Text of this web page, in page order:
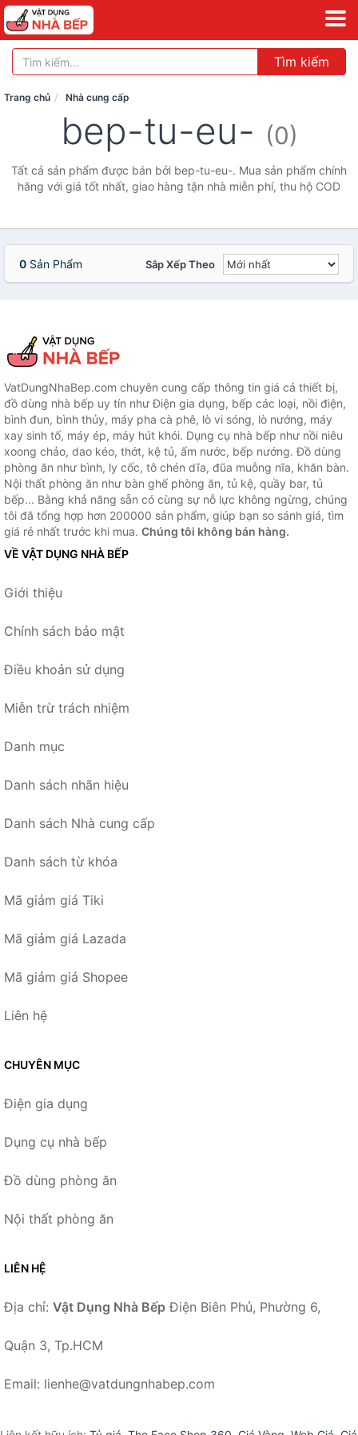
Tìm kiếm
Trang chủ Nhà cung cấp
bep-tu-eu- (0)
Tất cả sản phẩm được bán bởi bep-tu-eu-. Mua sản phẩm chính
hãng với giá tốt nhất, giao hàng tận nhà miễn phí, thu hộ COD
0 Sản Phẩm Sắp Xếp Theo
VatDungNhaBep.com chuyên cung cấp thông tin giá cả thiết bị,
đồ dùng nhà bếp uy tín như Điện gia dụng, bếp các loại, nồi điện,
bình đun, bình thủy, máy pha cà phê, lò vi sóng, lò nướng, máy
xay sinh tố, máy ép, máy hút khói. Dụng cụ nhà bếp như nồi niêu
xoong chảo, dao kéo, thớt, kệ tủ, ấm nước, bếp nướng. Đồ dùng
phòng ăn như bình, ly cốc, tô chén dĩa, đũa muỗng nĩa, khăn bàn.
Nội thất phòng ăn như bàn ghế phòng ăn, tủ kệ, quầy bar, tủ
bếp... Bằng khả năng sẵn có cùng sự nỗ lực không ngừng, chúng
tôi đã tổng hợp hơn 200000 sản phẩm, giúp bạn so sánh giá, tìm
giá rẻ nhất trước khi mua. Chúng tôi không bán hàng.
VỀ VẬT DỤNG NHÀ BẾP
Giới thiệu
Chính sách bảo mật
Điều khoản sử dụng
Miễn trừ trách nhiệm
Danh mục
Danh sách nhãn hiệu
Danh sách Nhà cung cấp
Danh sách từ khóa
Mã giảm giá Tiki
Mã giảm giá Lazada
Mã giảm giá Shopee
Liên hệ
CHUYÊN MỤC
Điện gia dụng
Dụng cụ nhà bếp
Đồ dùng phòng ăn
Nội thất phòng ăn
LIÊN HỆ
Địa chỉ: Vật Dụng Nhà Bếp Điện Biên Phủ, Phường 6,
Quận 3, Tp.HCM
Email: lienhe@vatdungnhabep.com